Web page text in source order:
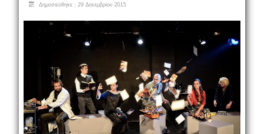
Δημοσιεύθηκε : 29 Δεκεμβρίου 2015